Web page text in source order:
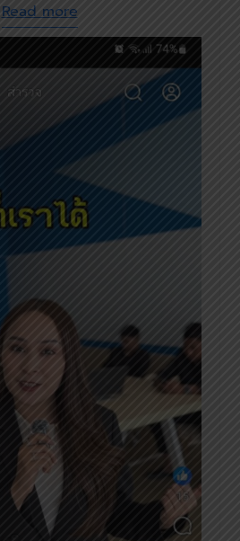
Read more